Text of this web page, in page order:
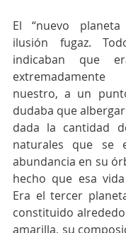
El “nuevo
ilusión fugaz.
indicaban que
nuestro, a un
dudaba que
dada la cantidad
naturales que se
abundancia en su
hecho que esa
Era el tercer
constituido
amarilla, su